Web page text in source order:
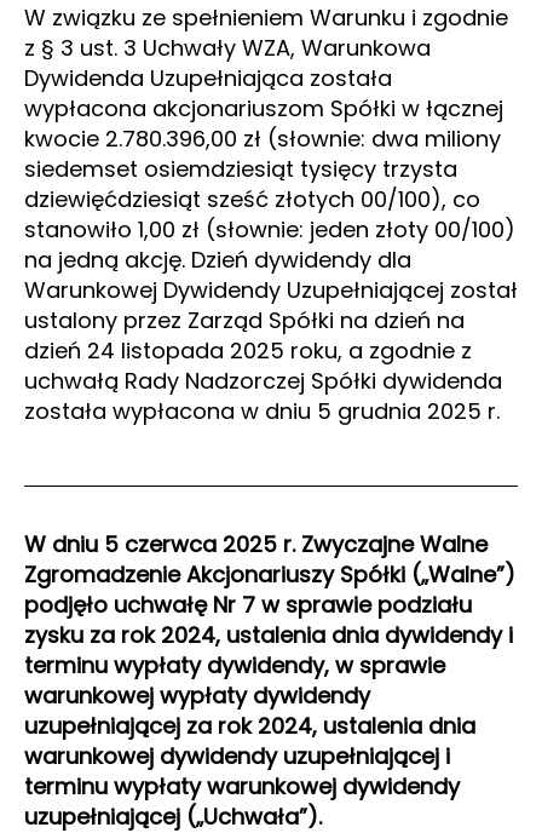
W związku ze spełnieniem Warunku i zgodnie
z § 3 ust. 3 Uchwały WZA, Warunkowa
Dywidenda Uzupełniająca została
wypłacona akcjonariuszom Spółki w łącznej
kwocie 2.780.396,00 zł (słownie: dwa miliony
siedemset osiemdziesiąt tysięcy trzysta
dziewięćdziesiąt sześć złotych 00/100), co
stanowiło 1,00 zł (słownie: jeden złoty 00/100)
na jedną akcję. Dzień dywidendy dla
Warunkowej Dywidendy Uzupełniającej został
ustalony przez Zarząd Spółki na dzień na
dzień 24 listopada 2025 roku, a zgodnie z
uchwałą Rady Nadzorczej Spółki dywidenda
została wypłacona w dniu 5 grudnia 2025 r.
W dniu 5 czerwca 2025 r. Zwyczajne Walne
Zgromadzenie Akcjonariuszy Spółki („Walne”)
podjęło uchwałę Nr 7 w sprawie podziału
zysku za rok 2024, ustalenia dnia dywidendy i
terminu wypłaty dywidendy, w sprawie
warunkowej wypłaty dywidendy
uzupełniającej za rok 2024, ustalenia dnia
warunkowej dywidendy uzupełniającej i
terminu wypłaty warunkowej dywidendy
uzupełniającej („Uchwała”).